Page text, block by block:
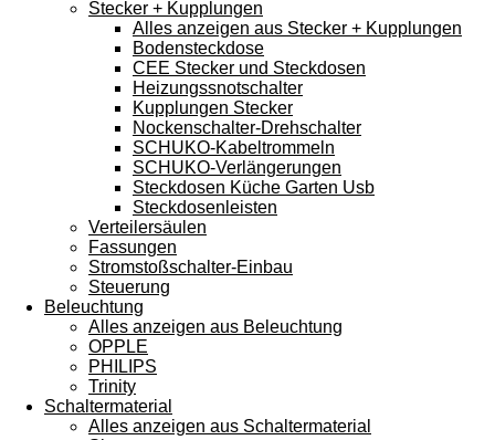
Stecker + Kupplungen
Alles anzeigen aus Stecker + Kupplungen
Bodensteckdose
CEE Stecker und Steckdosen
Heizungssnotschalter
Kupplungen Stecker
Nockenschalter-Drehschalter
SCHUKO-Kabeltrommeln
SCHUKO-Verlängerungen
Steckdosen Küche Garten Usb
Steckdosenleisten
Verteilersäulen
Fassungen
Stromstoßschalter-Einbau
Steuerung
Beleuchtung
Alles anzeigen aus Beleuchtung
OPPLE
PHILIPS
Trinity
Schaltermaterial
Alles anzeigen aus Schaltermaterial